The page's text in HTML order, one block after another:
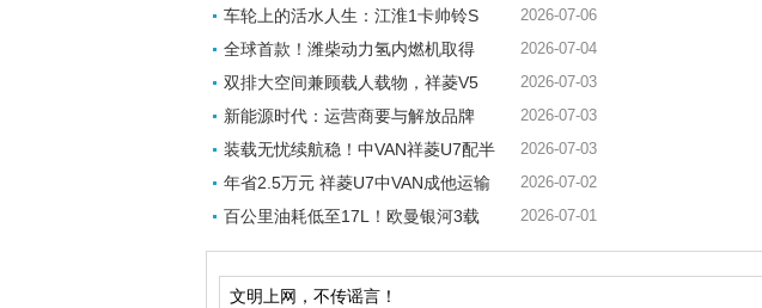
车轮上的活水人生：江淮1卡帅铃S 2026-07-06
全球首款！潍柴动力氢内燃机取得 2026-07-04
双排大空间兼顾载人载物，祥菱V5 2026-07-03
新能源时代：运营商要与解放品牌 2026-07-03
装载无忧续航稳！中VAN祥菱U7配半 2026-07-03
年省2.5万元 祥菱U7中VAN成他运输 2026-07-02
百公里油耗低至17L！欧曼银河3载 2026-07-01